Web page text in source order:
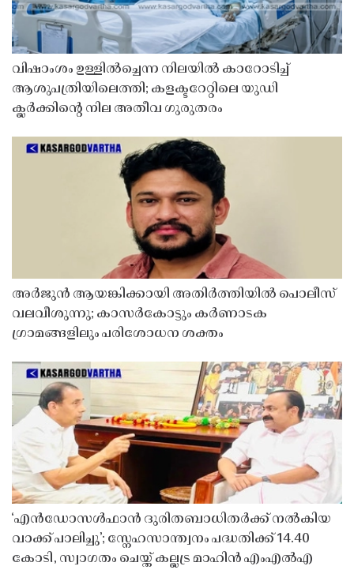
വിഷാംശം ഉള്ളിൽച്ചെന്ന നിലയിൽ കാറോടിച്ച്
ആശുപത്രിയിലെത്തി; കളക്ടറേറ്റിലെ യുഡി
ക്ലർക്കിൻ്റെ നില അതീവ ഗുരുതരം
അർജുൻ ആയങ്കിക്കായി അതിർത്തിയിൽ പൊലീസ്
വലവീശുന്നു; കാസർകോട്ടും കർണാടക
ഗ്രാമങ്ങളിലും പരിശോധന ശക്തം
‘എൻഡോസൾഫാൻ ദുരിതബാധിതർക്ക് നൽകിയ
വാക്ക് പാലിച്ചു’; സ്നേഹസാന്ത്വനം പദ്ധതിക്ക് 14.40
കോടി, സ്വാഗതം ചെയ്ത് കല്ലട്ര മാഹിൻ എംഎൽഎ